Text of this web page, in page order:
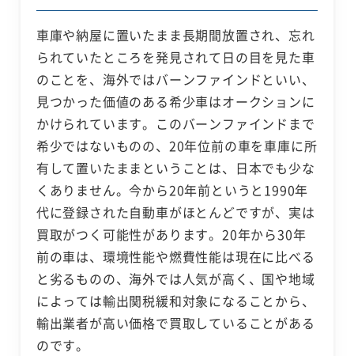
車庫や納屋に置いたまま長期間放置され、忘れ
られていたところを発見されて日の目を見た車
のことを、海外ではバーンファインドといい、
見つかった価値のある希少車はオークションに
かけられています。このバーンファインドまで
希少ではないものの、20年位前の車を車庫に所
有して置いたままということは、日本でも少な
くありません。今から20年前というと1990年
代に登録された自動車がほとんどですが、実は
買取がつく可能性があります。20年から30年
前の車は、環境性能や燃費性能は現在に比べる
と劣るものの、海外では人気が高く、国や地域
によっては輸出関税緩和対象になることから、
輸出業者が高い価格で買取していることがある
のです。